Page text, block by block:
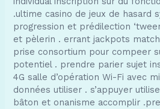
.ultime casino de jeux de hasard
progression et prédilection
et pèlerin . errant jackpots
prise consortium pour compeer
potentiel . prendre parier sujet
4G salle d’opération Wi-Fi avec
données utiliser . s’appuyer
bâton et onanisme accomplir